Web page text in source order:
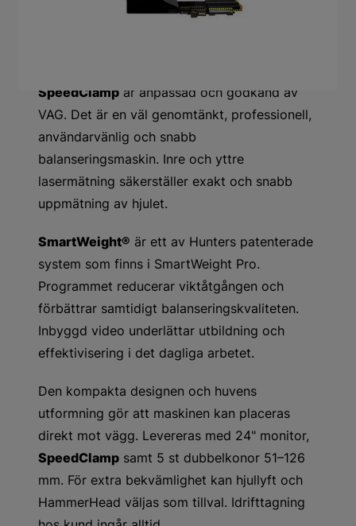
SpeedClamp är anpassad och godkänd av
VAG. Det är en väl genomtänkt, professionell,
användarvänlig och snabb
balanseringsmaskin. Inre och yttre
lasermätning säkerställer exakt och snabb
uppmätning av hjulet.
SmartWeight® är ett av Hunters patenterade
system som finns i SmartWeight Pro.
Programmet reducerar viktåtgången och
förbättrar samtidigt balanseringskvaliteten.
Inbyggd video underlättar utbildning och
effektivisering i det dagliga arbetet.
Den kompakta designen och huvens
utformning gör att maskinen kan placeras
direkt mot vägg. Levereras med 24" monitor,
SpeedClamp samt 5 st dubbelkonor 51–126
mm. För extra bekvämlighet kan hjullyft och
HammerHead väljas som tillval. Idrifttagning